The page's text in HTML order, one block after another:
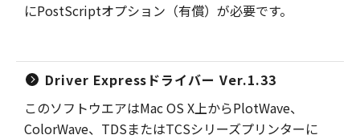
にPostScriptオプション（有償）が必要です。
Driver Expressドライバー Ver.1.33
このソフトウエアはMac OS X上からPlotWave、
ColorWave、TDSまたはTCSシリーズプリンターに